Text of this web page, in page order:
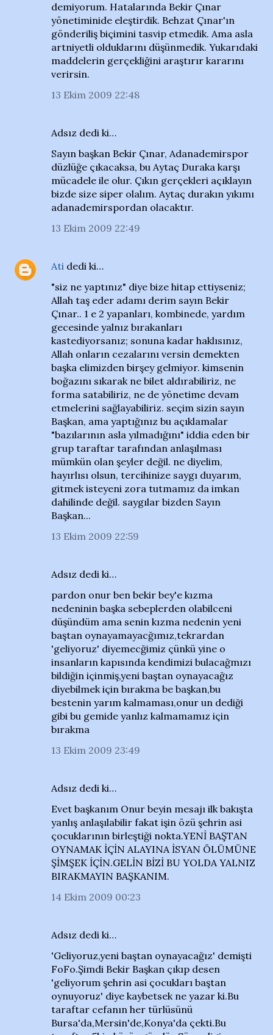
demiyorum. Hatalarında Bekir Çınar
yönetiminide eleştirdik. Behzat Çınar'ın
gönderiliş biçimini tasvip etmedik. Ama asla
artniyetli olduklarını düşünmedik. Yukarıdaki
maddelerin gerçekliğini araştırır kararını
verirsin.
13 Ekim 2009 22:48
Adsız dedi ki…
Sayın başkan Bekir Çınar, Adanademirspor
düzlüğe çıkacaksa, bu Aytaç Duraka karşı
mücadele ile olur. Çıkın gerçekleri açıklayın
bizde size siper olalım. Aytaç durakın yıkımı
adanademirspordan olacaktır.
13 Ekim 2009 22:49
Ati dedi ki…
"siz ne yaptınız" diye bize hitap ettiyseniz;
Allah taş eder adamı derim sayın Bekir
Çınar.. 1 e 2 yapanları, kombinede, yardım
gecesinde yalnız bırakanları
kastediyorsanız; sonuna kadar haklısınız,
Allah onların cezalarını versin demekten
başka elimizden birşey gelmiyor. kimsenin
boğazını sıkarak ne bilet aldırabiliriz, ne
forma satabiliriz, ne de yönetime devam
etmelerini sağlayabiliriz. seçim sizin sayın
Başkan, ama yaptığınız bu açıklamalar
"bazılarının asla yılmadığını" iddia eden bir
grup taraftar tarafından anlaşılması
mümkün olan şeyler değil. ne diyelim,
hayırlısı olsun, tercihinize saygı duyarım,
gitmek isteyeni zora tutmamız da imkan
dahilinde değil. saygılar bizden Sayın
Başkan...
13 Ekim 2009 22:59
Adsız dedi ki…
pardon onur ben bekir bey'e kızma
nedeninin başka sebeplerden olabilceni
düşündüm ama senin kızma nedenin yeni
baştan oynayamayacğımız,tekrardan
'geliyoruz' diyemecğimiz çünkü yine o
insanların kapısında kendimizi bulacağmızı
bildiğin içinmiş,yeni baştan oynayacağız
diyebilmek için bırakma be başkan,bu
bestenin yarım kalmaması,onur un dediği
gibi bu gemide yanlız kalmamamız için
bırakma
13 Ekim 2009 23:49
Adsız dedi ki…
Evet başkanım Onur beyin mesajı ilk bakışta
yanlış anlaşılabilir fakat işin özü şehrin asi
çocuklarının birleştiği nokta.YENİ BAŞTAN
OYNAMAK İÇİN ALAYINA İSYAN ÖLÜMÜNE
ŞİMŞEK İÇİN.GELİN BİZİ BU YOLDA YALNIZ
BIRAKMAYIN BAŞKANIM.
14 Ekim 2009 00:23
Adsız dedi ki…
'Geliyoruz,yeni baştan oynayacağız' demişti
FoFo.Şimdi Bekir Başkan çıkıp desen
'geliyorum şehrin asi çocukları baştan
oynuyoruz' diye kaybetsek ne yazar ki.Bu
taraftar cefanın her türlüsünü
Bursa'da,Mersin'de,Konya'da çekti.Bu